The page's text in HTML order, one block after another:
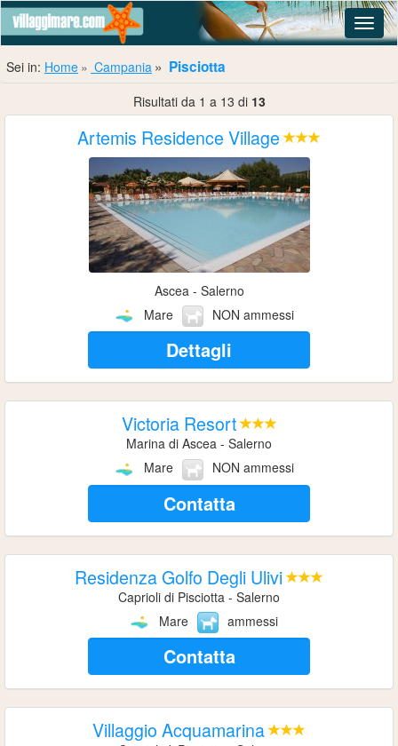
Sei in: Home Campania Pisciotta
Risultati da 1 a 13 di 13
Artemis Residence Village
Ascea - Salerno
Mare
NON ammessi
Dettagli
Victoria Resort
Marina di Ascea - Salerno
Mare
NON ammessi
Contatta
Residenza Golfo Degli Ulivi
Caprioli di Pisciotta - Salerno
Mare
ammessi
Contatta
Villaggio Acquamarina